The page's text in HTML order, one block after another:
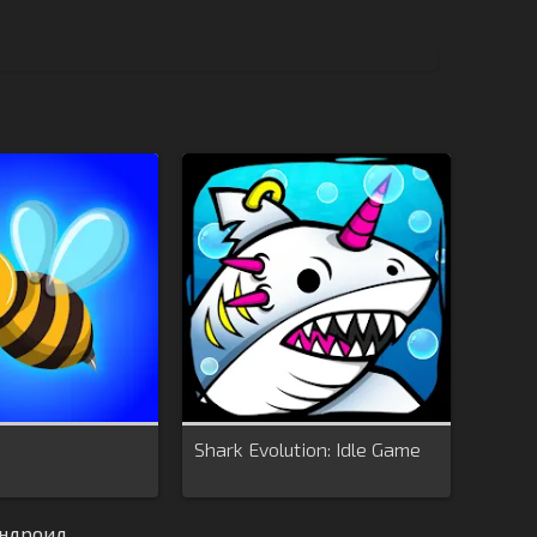
Shark Evolution: Idle Game